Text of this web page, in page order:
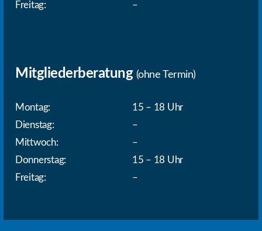
Freitag:
–
Mitgliederberatung (ohne Termin)
Montag:
Dienstag:
Mittwoch:
Donnerstag:
Freitag:
15 – 18 Uhr
–
–
15 – 18 Uhr
–